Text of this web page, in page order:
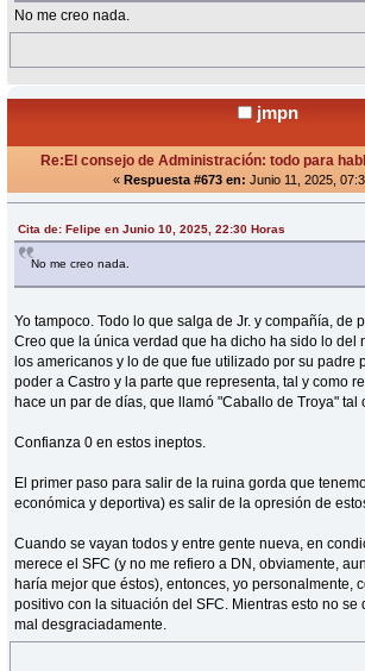
No me creo nada.
jmpn
Re:El consejo de Administración: todo para
« Respuesta #673 en: Junio 11, 2025,
Cita de: Felipe en Junio 10, 2025, 22:30 Horas
No me creo nada.
Yo tampoco. Todo lo que salga de Jr. y compañía, de
Creo que la única verdad que ha dicho ha sido lo del
los americanos y lo de que fue utilizado por su padre
poder a Castro y la parte que representa, tal y como
hace un par de días, que llamó "Caballo de Troya" tal
Confianza 0 en estos ineptos.
El primer paso para salir de la ruina gorda que
económica y deportiva) es salir de la opresión de
Cuando se vayan todos y entre gente nueva, en
merece el SFC (y no me refiero a DN, obviamente,
haría mejor que éstos), entonces, yo personalmente,
positivo con la situación del SFC. Mientras esto no se
mal desgraciadamente.